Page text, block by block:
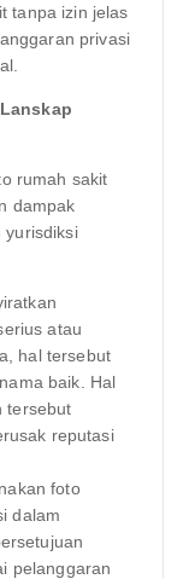
tanpa izin jelas
privasi
rumah sakit
dampak
yurisdiksi
atau
hal tersebut
baik. Hal
tersebut
reputasi
foto
dalam
pelanggaran